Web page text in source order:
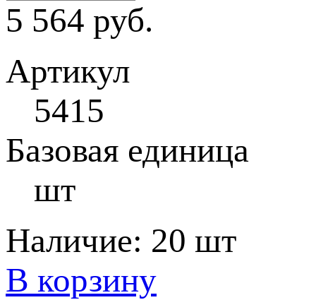
5 564 руб.
Артикул
5415
Базовая единица
шт
Наличие: 20 шт
В корзину